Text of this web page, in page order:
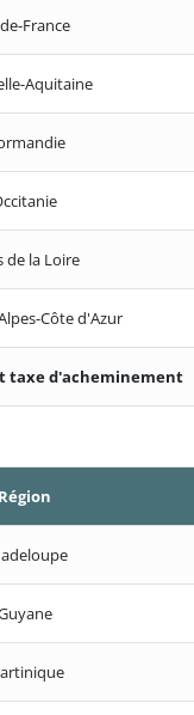
France
Aquitaine
de la Loire
Côte d'Azur
taxe d'acheminement
Région